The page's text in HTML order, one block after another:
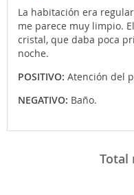
La habitación era
me parece muy limpio.
cristal, que daba poca
noche.
POSITIVO: Atención del
NEGATIVO: Baño.
Total